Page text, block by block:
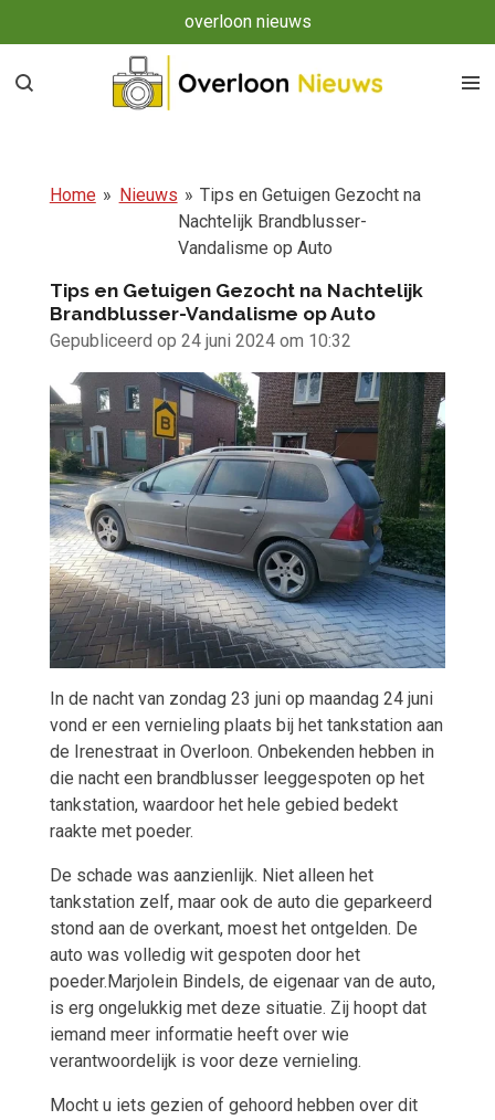
direct
naar
overloon nieuws
Home » Nieuws » Tips en Getuigen Gezocht na
Nachtelijk Brandblusser-
Vandalisme op Auto
Tips en Getuigen Gezocht na Nachtelijk
Brandblusser-Vandalisme op Auto
Gepubliceerd op 24 juni 2024 om 10:32
In de nacht van zondag 23 juni op maandag 24 juni
vond er een vernielingplaats bij het tankstation aan
de Irenestraat in Overloon. Onbekenden hebben in
die nacht een brandblusser leeggespoten op het
tankstation, waardoor het hele gebied bedekt
raakte met poeder.
De schade was aanzienlijk. Niet alleen het
tankstation zelf, maar ook de auto die geparkeerd
stond aan de overkant, moest het ontgelden. De
auto was volledig wit gespoten door het
poeder.Marjolein Bindels, de eigenaar van de auto,
is erg ongelukkig met deze situatie. Zij hoopt dat
iemand meer informatie heeft over wie
verantwoordelijk is voor deze vernieling.
Mocht u iets gezien of gehoord hebben over dit